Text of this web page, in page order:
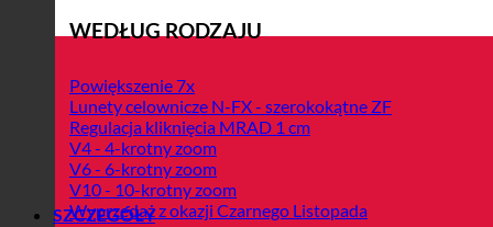
WEDŁUG RODZAJU
Powiększenie 7x
Lunety celownicze N-FX - szerokokątne ZF
Regulacja kliknięcia MRAD 1 cm
V4 - 4-krotny zoom
V6 - 6-krotny zoom
V10 - 10-krotny zoom
Wyprzedaż z okazji Czarnego Listopada
SZCZEGÓŁY